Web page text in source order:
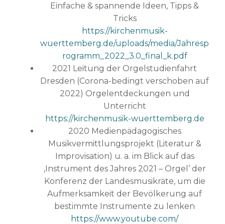
Einfache & spannende Ideen, Tipps &
Tricks
https://kirchenmusik-
wuerttemberg.de/uploads/media/Jahresp
rogramm_2022_3.0_final_k.pdf
2021 Leitung der Orgelstudienfahrt
Dresden (Corona-bedingt verschoben auf
2022) Orgelentdeckungen und
Unterricht
https://kirchenmusik-wuerttemberg.de
2020 Medienpädagogisches
Musikvermittlungsprojekt (Literatur &
Improvisation) u. a. im Blick auf das
‚Instrument des Jahres 2021 – Orgel’ der
Konferenz der Landesmusikräte, um die
Aufmerksamkeit der Bevölkerung auf
bestimmte Instrumente zu lenken
https://www.youtube.com/